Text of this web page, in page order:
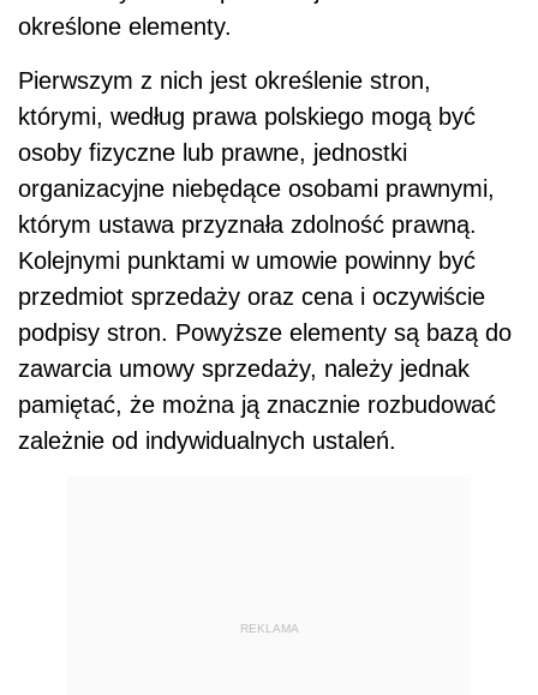
określone elementy.
Pierwszym z nich jest określenie stron,
którymi, według prawa polskiego mogą być
osoby fizyczne lub prawne, jednostki
organizacyjne niebędące osobami prawnymi,
którym ustawa przyznała zdolność prawną.
Kolejnymi punktami w umowie powinny być
przedmiot sprzedaży oraz cena i oczywiście
podpisy stron. Powyższe elementy są bazą do
zawarcia umowy sprzedaży, należy jednak
pamiętać, że można ją znacznie rozbudować
zależnie od indywidualnych ustaleń.
REKLAMA